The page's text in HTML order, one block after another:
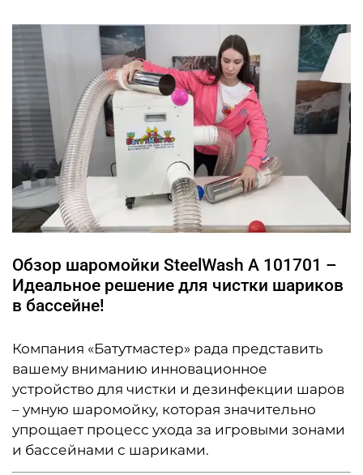
Обзор шаромойки SteelWash A 101701 –
Идеальное решение для чистки шариков
в бассейне!
Компания «Батутмастер» рада представить
вашему вниманию инновационное
устройство для чистки и дезинфекции шаров
– умную шаромойку, которая значительно
упрощает процесс ухода за игровыми зонами
и бассейнами с шариками.